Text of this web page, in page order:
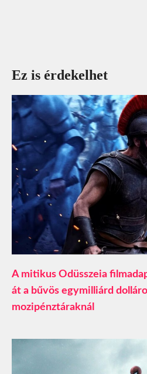
Ez is érdekelhet
A mitikus Odüsszeia
át a bűvös egymilliárd
mozipénztáraknál